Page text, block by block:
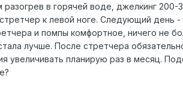
в горячей воде, джелкинг 200-
к левой ноге. Следующий день -
и помпы комфортное, ничего не
лучше. После стретчера
планирую раз в месяц.